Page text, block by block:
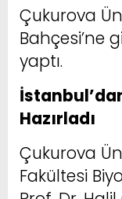
Çukurova
Bahçesi’ne
yaptı.
Hazırladı
Çukurova
Fakültesi